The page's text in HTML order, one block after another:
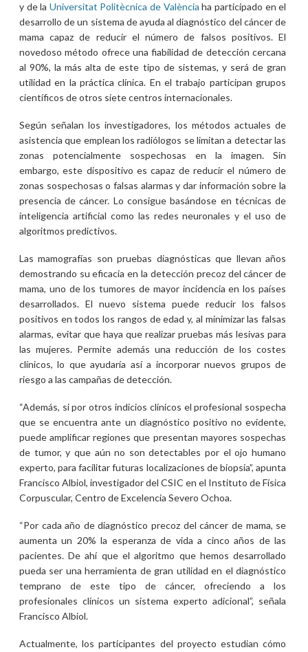
y de la Universitat Politècnica de València ha participado en el
desarrollo de un sistema de ayuda al diagnóstico del cáncer de
mama capaz de reducir el número de falsos positivos. El
novedoso método ofrece una fiabilidad de detección cercana
al 90%, la más alta de este tipo de sistemas, y será de gran
utilidad en la práctica clínica. En el trabajo participan grupos
científicos de otros siete centros internacionales.
Según señalan los investigadores, los métodos actuales de
asistencia que emplean los radiólogos se limitan a detectar las
zonas potencialmente sospechosas en la imagen. Sin
embargo, este dispositivo es capaz de reducir el número de
zonas sospechosas o falsas alarmas y dar información sobre la
presencia de cáncer. Lo consigue basándose en técnicas de
inteligencia artificial como las redes neuronales y el uso de
algoritmos predictivos.
Las mamografías son pruebas diagnósticas que llevan años
demostrando su eficacia en la detección precoz del cáncer de
mama, uno de los tumores de mayor incidencia en los países
desarrollados. El nuevo sistema puede reducir los falsos
positivos en todos los rangos de edad y, al minimizar las falsas
alarmas, evitar que haya que realizar pruebas más lesivas para
las mujeres. Permite además una reducción de los costes
clínicos, lo que ayudaría así a incorporar nuevos grupos de
riesgo a las campañas de detección.
“Además, si por otros indicios clínicos el profesional sospecha
que se encuentra ante un diagnóstico positivo no evidente,
puede amplificar regiones que presentan mayores sospechas
de tumor, y que aún no son detectables por el ojo humano
experto, para facilitar futuras localizaciones de biopsia”, apunta
Francisco Albiol, investigador del CSIC en el Instituto de Física
Corpuscular, Centro de Excelencia Severo Ochoa.
“Por cada año de diagnóstico precoz del cáncer de mama, se
aumenta un 20% la esperanza de vida a cinco años de las
pacientes. De ahí que el algoritmo que hemos desarrollado
pueda ser una herramienta de gran utilidad en el diagnóstico
temprano de este tipo de cáncer, ofreciendo a los
profesionales clínicos un sistema experto adicional”, señala
Francisco Albiol.
Actualmente, los participantes del proyecto estudian cómo